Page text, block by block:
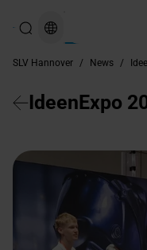
SLV Hannover / News /
IdeenExpo